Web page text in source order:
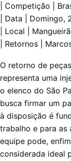
| Competição |
| Data | Domingo,
| Local |
| Retornos |
O retorno de
representa uma
o elenco do São
busca firmar um
à disposição é
trabalho e para as
equipe pode,
considerada ideal